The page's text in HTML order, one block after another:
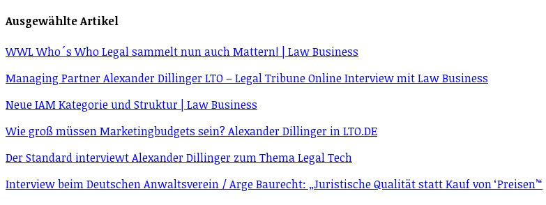
Ausgewählte Artikel
WWL Who´s Who Legal sammelt nun auch Mattern! | Law Business
Managing Partner Alexander Dillinger LTO – Legal Tribune Online Interview mit Law Business
Neue IAM Kategorie und Struktur | Law Business
Wie groß müssen Mar­ke­ting­bud­gets sein? Alexander Dillinger in LTO.DE
Der Standard interviewt Alexander Dillinger zum Thema Legal Tech
Interview beim Deutschen Anwaltsverein / Arge Baurecht: „Juristische Qualität statt Kauf von ‘Preisen’“